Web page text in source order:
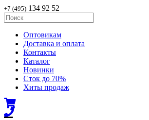
+7 (495) 134 92 52
Оптовикам
Доставка и оплата
Контакты
Каталог
Новинки
Сток до 70%
Хиты продаж